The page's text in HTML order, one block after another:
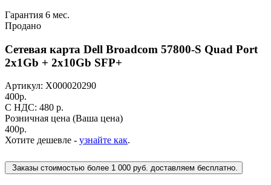
Гарантия 6 мес.
Продано
Сетевая карта Dell Broadcom 57800-S Quad Port
2x1Gb + 2x10Gb SFP+
Артикул: Х000020290
400р.
C НДС: 480 р.
Розничная цена (Ваша цена)
400р.
Хотите дешевле - узнайте как.
Заказы стоимостью более 1 000 руб. доставляем бесплатно.